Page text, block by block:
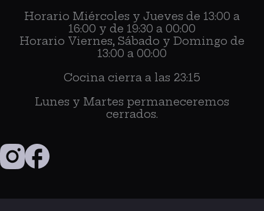
Horario Miércoles y Jueves de 13:00 a
16:00 y de 19:30 a 00:00
Horario Viernes, Sábado y Domingo de
13:00 a 00:00
Cocina cierra a las 23:15
Lunes y Martes permaneceremos
cerrados.